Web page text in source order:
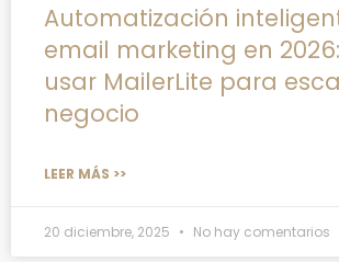
Automatización
email marketing en
usar MailerLite para
negocio
LEER MÁS >>
20 diciembre, 2025 No hay comentarios